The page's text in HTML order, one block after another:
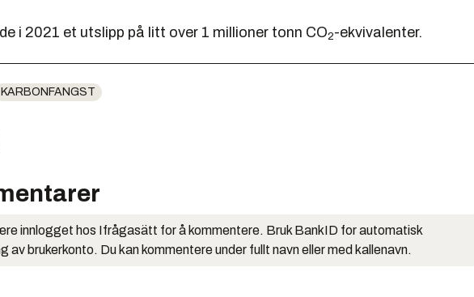
i 2021 et utslipp på litt over 1 millioner tonn CO2-ekvivalenter.
KARBONFANGST
innlogget hos Ifrågasätt for å kommentere. Bruk BankID for automatisk
av brukerkonto. Du kan kommentere under fullt navn eller med kallenavn.